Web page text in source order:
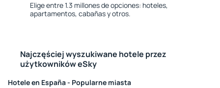
Elige entre 1.3 millones de opciones: hoteles,
apartamentos, cabañas y otros.
Najczęściej wyszukiwane hotele przez
użytkowników eSky
Hotele en España - Popularne miasta